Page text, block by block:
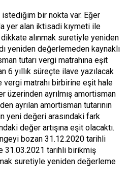
bir nokta var. Eğer
yer alan iktisadi kıymeti ile
alınmak suretiyle yeniden
yeniden değerlemeden kaynaklı
tutarı vergi matrahına eşit
6 yıllık süreçte ilave yazılacak
vergi matrahı birbirine eşit hale
üzerinden ayrılmış amortisman
ayrılan amortisman tutarının
yeni değeri arasındaki fark
değer artışına eşit olacaktı.
bozan 31.12.2020 tarihli
31.03.2021 tarihli birikmiş
suretiyle yeniden değerleme